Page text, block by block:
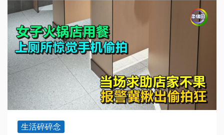
生活碎碎念